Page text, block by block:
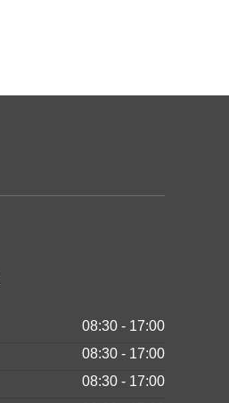
08:30 - 17:00
08:30 - 17:00
08:30 - 17:00